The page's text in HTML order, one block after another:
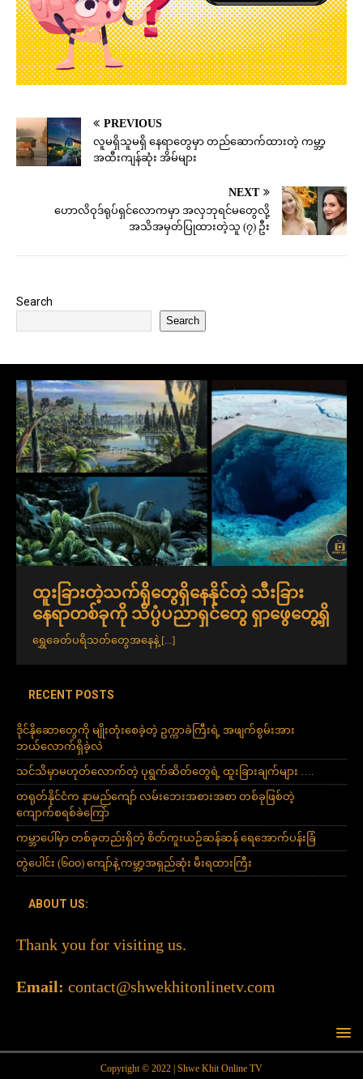
PREVIOUS
လူမရှိသူမရှိ နေရာတွေမှာ တည်ဆောက်ထားတဲ့ ကမ္ဘာ့
အထီးကျန်ဆုံး အိမ်များ
NEXT
ဟောလိဝုဒ်ရုပ်ရှင်လောကမှာ အလှဘုရင်မတွေလို့
အသိအမှတ်ပြုထားတဲ့သူ (၇) ဦး
Search
Search
ထူးခြားတဲ့သက်ရှိတွေရှိနေနိုင်တဲ့ သီးခြား
နေရာတစ်ခုကို သိပ္ပံပညာရှင်တွေ ရှာဖွေတွေ့ရှိ
ရွှေခေတ်ပရိသတ်တွေအနေနဲ့ [...]
RECENT POSTS
ဒိုင်နိုဆောတွေကို မျိုးတုံးစေခဲ့တဲ့ ဥက္ကာခဲကြီးရဲ့ အဖျက်စွမ်းအား
ဘယ်လောက်ရှိခဲ့လဲ
သင်သိမှာမဟုတ်လောက်တဲ့ ပုရွက်ဆိတ်တွေရဲ့ ထူးခြားချက်များ ….
တရုတ်နိုင်ငံက နာမည်ကျော် လမ်းဘေးအစားအစာ တစ်ခုဖြစ်တဲ့
ကျောက်စရစ်ခဲကြော်
ကမ္ဘာပေါ်မှာ တစ်ခုတည်းရှိတဲ့ စိတ်ကူးယဉ်ဆန်ဆန် ရေအောက်ပန်းခြံ
တွဲပေါင်း (၆၀၀) ကျော်နဲ့ ကမ္ဘာ့အရှည်ဆုံး မီးရထားကြီး
ABOUT US:
Thank you for visiting us.
Email: contact@shwekhitonlinetv.com
Copyright © 2022 | Shwe Khit Online TV